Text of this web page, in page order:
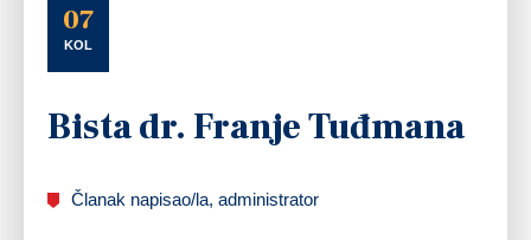
07
KOL
Bista dr. Franje Tuđmana
Članak napisao/la, administrator